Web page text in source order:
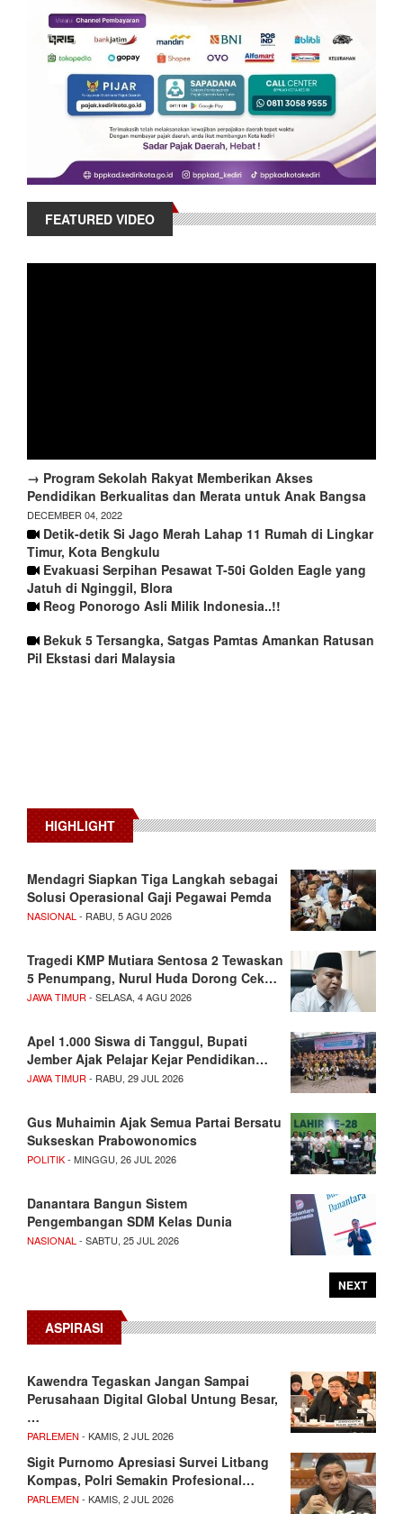
FEATURED VIDEO
→ Program Sekolah Rakyat Memberikan Akses
Pendidikan Berkualitas dan Merata untuk Anak Bangsa
DECEMBER 04, 2022
Detik-detik Si Jago Merah Lahap 11 Rumah di Lingkar
Timur, Kota Bengkulu
Evakuasi Serpihan Pesawat T-50i Golden Eagle yang
Jatuh di Nginggil, Blora
Reog Ponorogo Asli Milik Indonesia..!!
Bekuk 5 Tersangka, Satgas Pamtas Amankan Ratusan
Pil Ekstasi dari Malaysia
HIGHLIGHT
Mendagri Siapkan Tiga Langkah sebagai
Solusi Operasional Gaji Pegawai Pemda
NASIONAL - RABU, 5 AGU 2026
Tragedi KMP Mutiara Sentosa 2 Tewaskan
5 Penumpang, Nurul Huda Dorong Cek…
JAWA TIMUR - SELASA, 4 AGU 2026
Apel 1.000 Siswa di Tanggul, Bupati
Jember Ajak Pelajar Kejar Pendidikan…
JAWA TIMUR - RABU, 29 JUL 2026
Gus Muhaimin Ajak Semua Partai Bersatu
Sukseskan Prabowonomics
POLITIK- MINGGU, 26 JUL 2026
Danantara Bangun Sistem
Pengembangan SDM Kelas Dunia
NASIONAL - SABTU, 25 JUL 2026
NEXT
ASPIRASI
Kawendra Tegaskan Jangan Sampai
Perusahaan Digital Global Untung Besar,
…
PARLEMEN - KAMIS, 2 JUL 2026
Sigit Purnomo Apresiasi Survei Litbang
Kompas, Polri Semakin Profesional…
PARLEMEN - KAMIS, 2 JUL 2026